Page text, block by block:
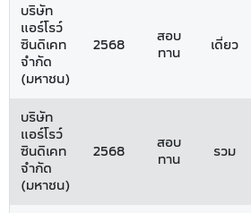
บริษัท
แอร์โรว์
ซินดิเคท
จำกัด
(มหาชน)
2568
สอบ
ทาน
เดี่ยว
บริษัท
แอร์โรว์
ซินดิเคท
จำกัด
(มหาชน)
2568
สอบ
ทาน
รวม